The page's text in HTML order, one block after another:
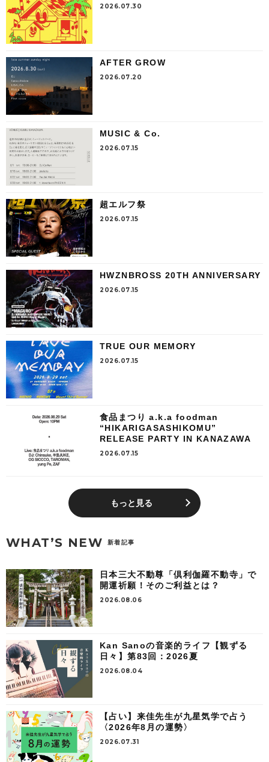
2026.07.30
AFTER GROW
2026.07.20
MUSIC & Co.
2026.07.15
超エルフ祭
2026.07.15
HWZNBROSS 20TH ANNIVERSARY
2026.07.15
TRUE OUR MEMORY
2026.07.15
食品まつり a.k.a foodman
“HIKARIGASASHIKOMU”
RELEASE PARTY IN KANAZAWA
2026.07.15
もっと見る
WHAT’S NEW 新着記事
日本三大不動尊「倶利伽羅不動寺」で
開運祈願！そのご利益とは？
2026.08.06
Kan Sanoの音楽的ライフ【観ずる
日々】第83回：2026夏
2026.08.04
【占い】来佳先生が九星気学で占う
〈2026年8月の運勢〉
2026.07.31